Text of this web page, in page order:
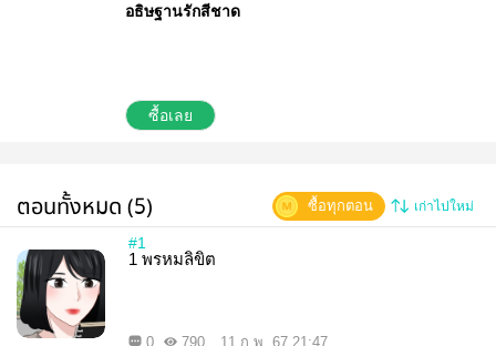
อธิษฐานรักสีชาด
ซื้อเลย
ตอนทั้งหมด (5) เก่าไปใหม่
ซื้อทุกตอน
#1
1 พรหมลิขิต
0 790 11 ก.พ. 67 21:47